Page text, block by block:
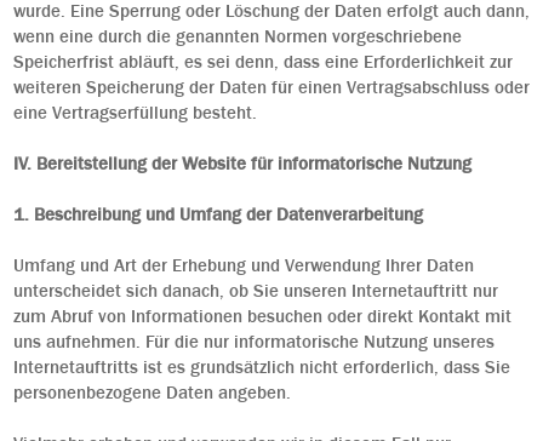
wurde. Eine Sperrung oder Löschung der Daten erfolgt auch dann,
wenn eine durch die genannten Normen vorgeschriebene
Speicherfrist abläuft, es sei denn, dass eine Erforderlichkeit zur
weiteren Speicherung der Daten für einen Vertragsabschluss oder
eine Vertragserfüllung besteht.
IV. Bereitstellung der Website für informatorische Nutzung
1. Beschreibung und Umfang der Datenverarbeitung
Umfang und Art der Erhebung und Verwendung Ihrer Daten
unterscheidet sich danach, ob Sie unseren Internetauftritt nur
zum Abruf von Informationen besuchen oder direkt Kontakt mit
uns aufnehmen. Für die nur informatorische Nutzung unseres
Internetauftritts ist es grundsätzlich nicht erforderlich, dass Sie
personenbezogene Daten angeben.